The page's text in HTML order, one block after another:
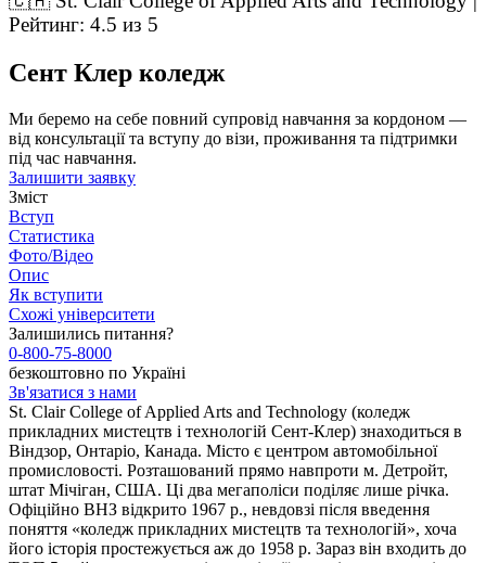
Рейтинг: 4.5 из 5
Сент Клер коледж
Ми беремо на себе повний супровід навчання за кордоном —
від консультації та вступу до візи, проживання та підтримки
під час навчання.
Залишити заявку
Зміст
Вступ
Статистика
Фото/Відео
Опис
Як вступити
Схожі університети
Залишились питання?
0-800-75-8000
безкоштовно по Україні
Зв'язатися з нами
St. Clair College of Applied Arts and Technology (коледж
прикладних мистецтв і технологій Сент-Клер) знаходиться в
Віндзор, Онтаріо, Канада. Місто є центром автомобільної
промисловості. Розташований прямо навпроти м. Детройт,
штат Мічіган, США. Ці два мегаполіси поділяє лише річка.
Офіційно ВНЗ відкрито 1967 р., невдовзі після введення
поняття «коледж прикладних мистецтв та технологій», хоча
його історія простежується аж до 1958 р. Зараз він входить до